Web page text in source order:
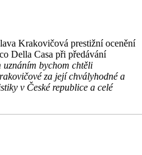
Krakovičová prestižní ocenění
Della Casa při předávání
uznáním bychom chtěli
za její chvályhodné a
v České republice a celé